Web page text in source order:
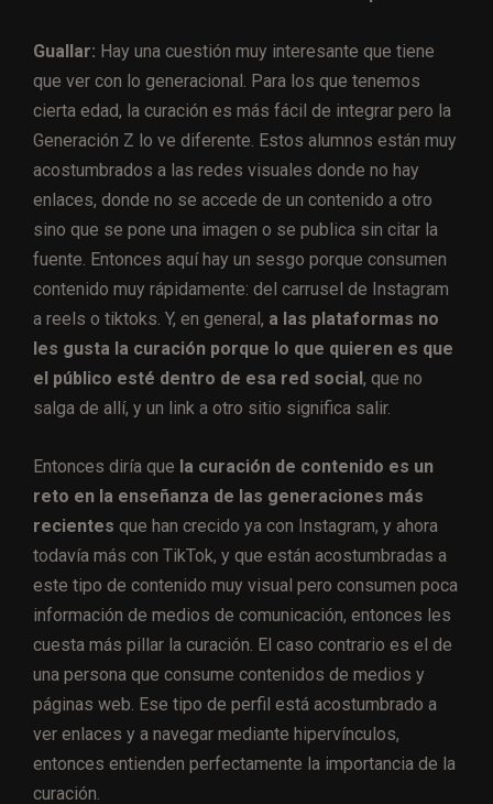
Guallar: Hay una cuestión muy interesante que tiene
que ver con lo generacional. Para los que tenemos
cierta edad, la curación es más fácil de integrar pero la
Generación Z lo ve diferente. Estos alumnos están muy
acostumbrados a las redes visuales donde no hay
enlaces, donde no se accede de un contenido a otro
sino que se pone una imagen o se publica sin citar la
fuente. Entonces aquí hay un sesgo porque consumen
contenido muy rápidamente: del carrusel de Instagram
a reels o tiktoks. Y, en general, a las plataformas no
les gusta la curación porque lo que quieren es que
el público esté dentro de esa red social , que no
salga de allí, y un link a otro sitio significa salir.
Entonces diría que la curación de contenido es un
reto en la enseñanza de las generaciones más
recientes que han crecido ya con Instagram, y ahora
todavía más con TikTok, y que están acostumbradas a
este tipo de contenido muy visual pero consumen poca
información de medios de comunicación, entonces les
cuesta más pillar la curación. El caso contrario es el de
una persona que consume contenidos de medios y
páginas web. Ese tipo de perfil está acostumbrado a
ver enlaces y a navegar mediante hipervínculos,
entonces entienden perfectamente la importancia de la
curación.